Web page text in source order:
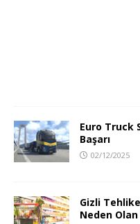
Euro Truck
Başarı
02/12/2025
Gizli
Neden